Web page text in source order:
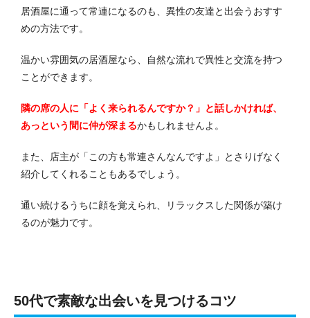
居酒屋に通って常連になるのも、異性の友達と出会うおすす
めの方法です。
温かい雰囲気の居酒屋なら、自然な流れで異性と交流を持つ
ことができます。
隣の席の人に「よく来られるんですか？」と話しかければ、
あっという間に仲が深まるかもしれませんよ。
また、店主が「この方も常連さんなんですよ」とさりげなく
紹介してくれることもあるでしょう。
通い続けるうちに顔を覚えられ、リラックスした関係が築け
るのが魅力です。
50代で素敵な出会いを見つけるコツ